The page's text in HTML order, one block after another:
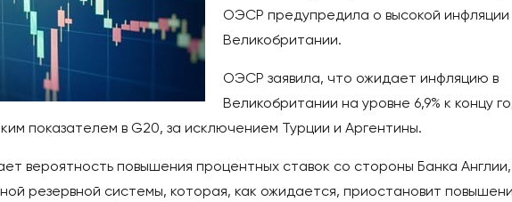
ОЭСР предупредила о высокой инфляции
Великобритании.
ОЭСР заявила, что ожидает инфляцию в
Великобритании на уровне 6,9% к концу
показателем в G20, за исключением Турции и Аргентины.
вероятность повышения процентных ставок со стороны Банка Англии,
резервной системы, которая, как ожидается, приостановит